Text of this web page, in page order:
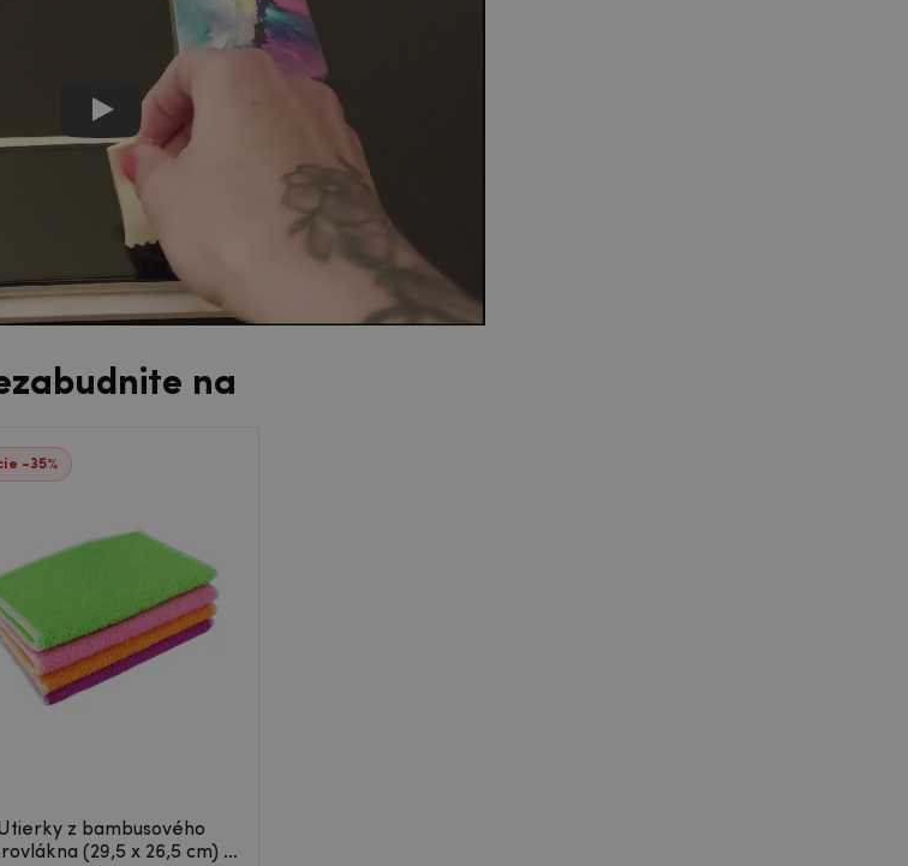
Návod jak nalepit ochranné sklo nebo fólii
na
-35%
z bambusového
(29,5 x 26,5 cm) -